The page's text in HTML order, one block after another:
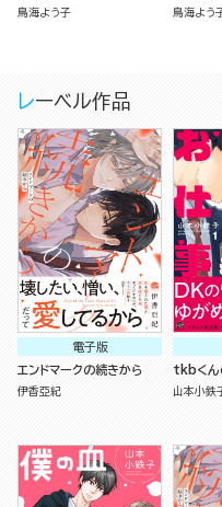
鳥海よう子 鳥海よう
レーベル作品
電子版
エンドマークの続きから
伊香亞紀
tkbくん
山本小鉄